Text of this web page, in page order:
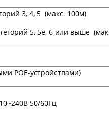
3, 4, 5 (макс. 100м)
5, 5e, 6 или выше
POE-устройствами)
50/60Гц